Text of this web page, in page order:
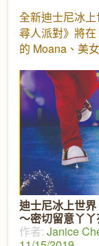
全新迪士尼冰
尋人派對》將
的 Moana、美
迪士尼冰上世
～密切留意丫
作者: Janice